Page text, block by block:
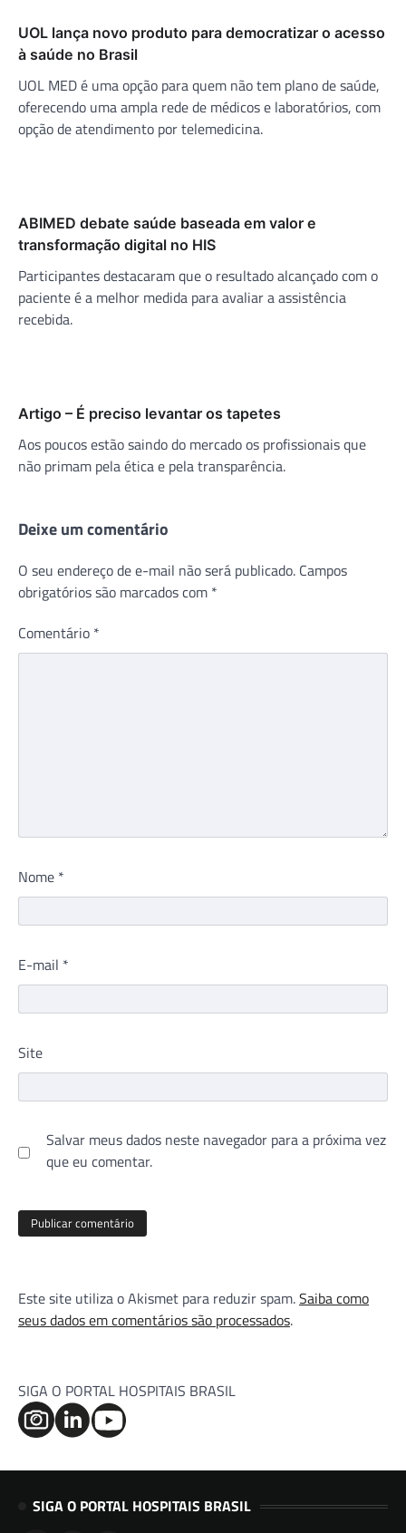
UOL lança novo produto para democratizar o acesso
à saúde no Brasil
UOL MED é uma opção para quem não tem plano de saúde,
oferecendo uma ampla rede de médicos e laboratórios, com
opção de atendimento por telemedicina.
ABIMED debate saúde baseada em valor e
transformação digital no HIS
Participantes destacaram que o resultado alcançado com o
paciente é a melhor medida para avaliar a assistência
recebida.
Artigo – É preciso levantar os tapetes
Aos poucos estão saindo do mercado os profissionais que
não primam pela ética e pela transparência.
Deixe um comentário
O seu endereço de e-mail não será publicado. Campos
obrigatórios são marcados com *
Comentário *
Nome *
E-mail *
Site
Salvar meus dados neste navegador para a próxima vez
que eu comentar.
Este site utiliza o Akismet para reduzir spam.Saiba como
seus dados em comentários são processados.
SIGA O PORTAL HOSPITAIS BRASIL
SIGA O PORTAL HOSPITAIS BRASIL